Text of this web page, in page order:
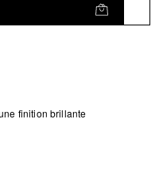
finition brillante